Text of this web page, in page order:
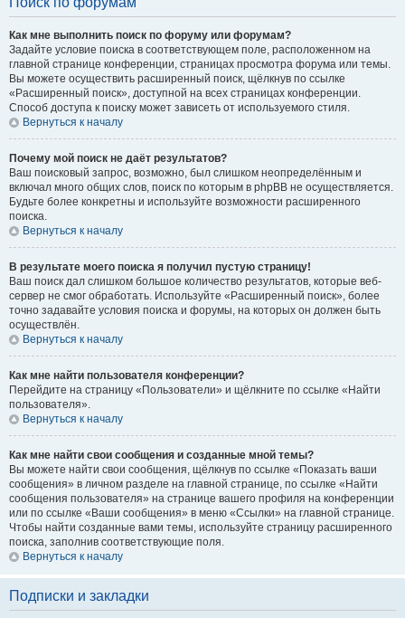
Как мне выполнить поиск по форуму или форумам?
Задайте условие поиска в соответствующем поле, расположенном на
главной странице конференции, страницах просмотра форума или темы.
Вы можете осуществить расширенный поиск, щёлкнув по ссылке
«Расширенный поиск», доступной на всех страницах конференции.
Способ доступа к поиску может зависеть от используемого стиля.
Вернуться к началу
Почему мой поиск не даёт результатов?
Ваш поисковый запрос, возможно, был слишком неопределённым и
включал много общих слов, поиск по которым в phpBB не осуществляется.
Будьте более конкретны и используйте возможности расширенного
поиска.
Вернуться к началу
В результате моего поиска я получил пустую страницу!
Ваш поиск дал слишком большое количество результатов, которые веб-
сервер не смог обработать. Используйте «Расширенный поиск», более
точно задавайте условия поиска и форумы, на которых он должен быть
осуществлён.
Вернуться к началу
Как мне найти пользователя конференции?
Перейдите на страницу «Пользователи» и щёлкните по ссылке «Найти
пользователя».
Вернуться к началу
Как мне найти свои сообщения и созданные мной темы?
Вы можете найти свои сообщения, щёлкнув по ссылке «Показать ваши
сообщения» в личном разделе на главной странице, по ссылке «Найти
сообщения пользователя» на странице вашего профиля на конференции
или по ссылке «Ваши сообщения» в меню «Ссылки» на главной странице.
Чтобы найти созданные вами темы, используйте страницу расширенного
поиска, заполнив соответствующие поля.
Вернуться к началу
Подписки и закладки